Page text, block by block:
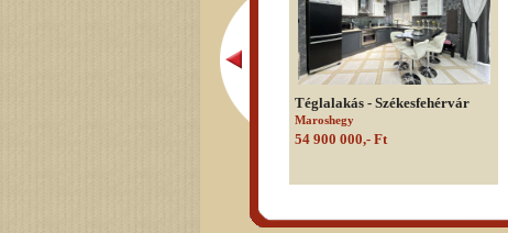
Téglalakás - Székesfehérvár
Maroshegy
54 900 000,- Ft